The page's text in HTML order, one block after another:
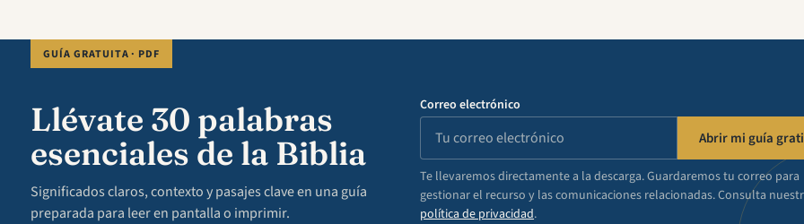
GUÍA GRATUITA · PDF
Llévate 30 palabras
esenciales de la Biblia
Significados claros, contexto y pasajes clave en una guía
preparada para leer en pantalla o imprimir.
Correo electrónico
Abrir mi guía
Te llevaremos directamente a la descarga. Guardaremos tu correo para
gestionar el recurso y las comunicaciones relacionadas. Consulta
política de privacidad.